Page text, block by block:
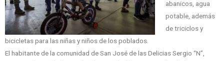
abanicos, agua
potable, además
de triciclos y
bicicletas para las niñas y niños de los poblados.
El habitante de la comunidad de San José de las Delicias Sergio “N”,